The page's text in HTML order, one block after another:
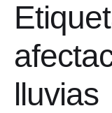
lluvias